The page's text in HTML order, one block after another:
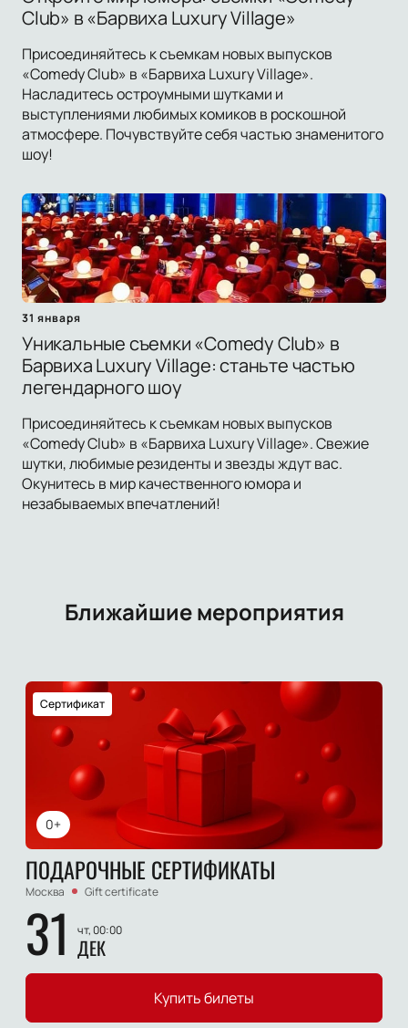
Club» в «Барвиха Luxury Village»
Присоединяйтесь к съемкам новых выпусков
«Comedy Club» в «Барвиха Luxury Village».
Насладитесь остроумными шутками и
выступлениями любимых комиков в роскошной
атмосфере. Почувствуйте себя частью знаменитого
шоу!
31 января
Уникальные съемки «Comedy Club» в
Барвиха Luxury Village: станьте частью
легендарного шоу
Присоединяйтесь к съемкам новых выпусков
«Comedy Club» в «Барвиха Luxury Village». Свежие
шутки, любимые резиденты и звезды ждут вас.
Окунитесь в мир качественного юмора и
незабываемых впечатлений!
Ближайшие мероприятия
0+
Сертификат
ПОДАРОЧНЫЕ СЕРТИФИКАТЫ
Москва Gift certificate
31 чт, 00:00
ДЕК
Купить билеты